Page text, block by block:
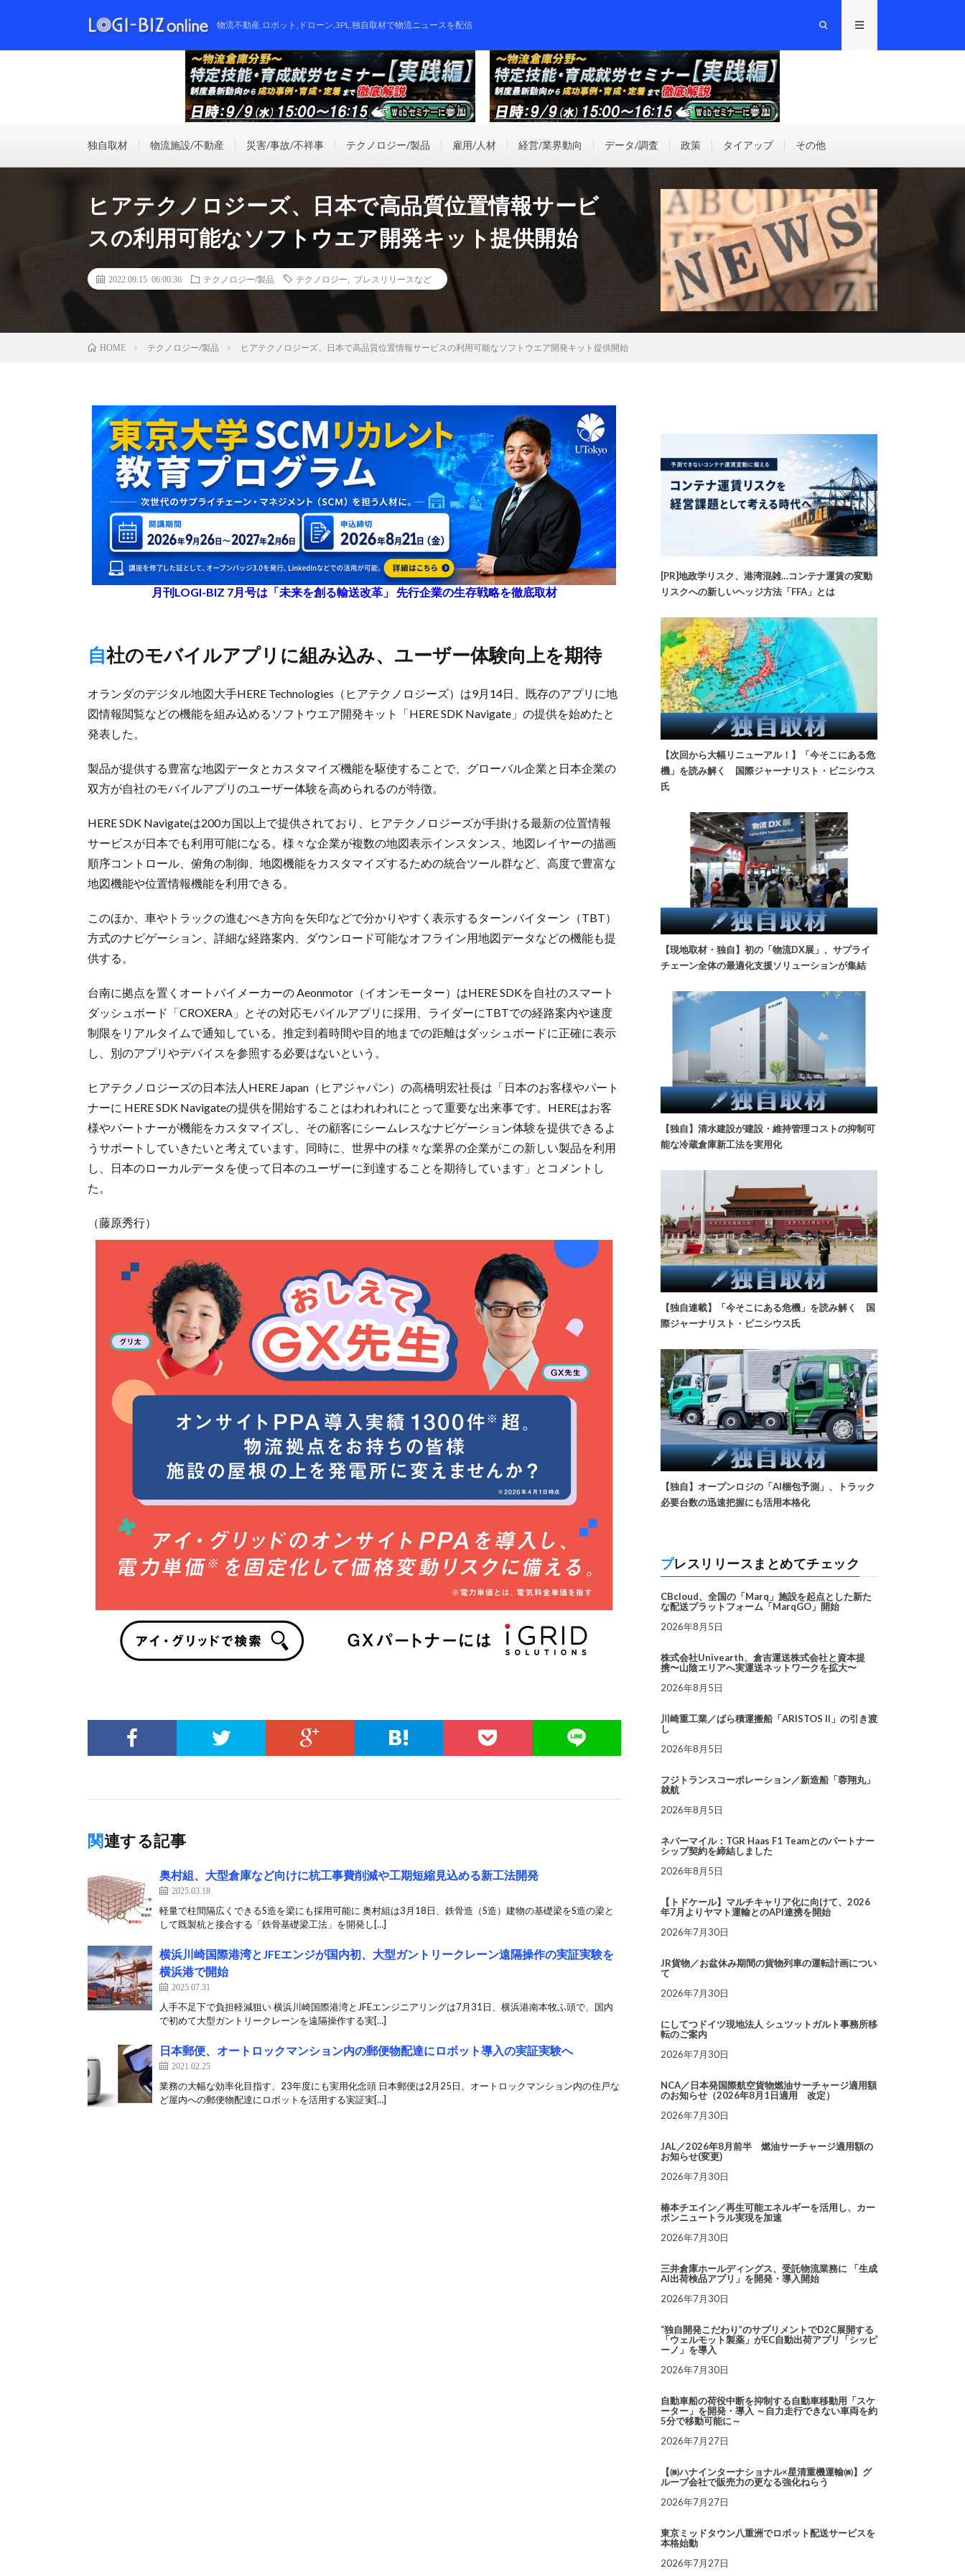
物流不動産,ロボット,ドローン,3PL,独自取材で物流ニュースを配信
独自取材 物流施設/不動産 災害/事故/不祥事 テクノロジー/製品 雇用/人材 経営/業界動向 データ/調査 政策 タイアップ その他
ヒアテクノロジーズ、日本で高品質位置情報サービ
スの利用可能なソフトウエア開発キット提供開始
2022.09.15 06:00:36 テクノロジー/製品 テクノロジー プレスリリースなど
HOME テクノロジー/製品 ヒアテクノロジーズ、日本で高品質位置情報サービスの利用可能なソフトウエア開発キット提供開始
月刊LOGI-BIZ 7月号は「未来を創る輸送改革」 先行企業の生存戦略を徹底取材
自社のモバイルアプリに組み込み、ユーザー体験向上を期待
オランダのデジタル地図大手HERE Technologies（ヒアテクノロジーズ）は9月14日、既存のアプリに地
図情報閲覧などの機能を組み込めるソフトウエア開発キット「HERE SDK Navigate」の提供を始めたと
発表した。
製品が提供する豊富な地図データとカスタマイズ機能を駆使することで、グローバル企業と日本企業の
双方が自社のモバイルアプリのユーザー体験を高められるのが特徴。
HERE SDK Navigateは200カ国以上で提供されており、ヒアテクノロジーズが手掛ける最新の位置情報
サービスが日本でも利用可能になる。様々な企業が複数の地図表示インスタンス、地図レイヤーの描画
順序コントロール、俯角の制御、地図機能をカスタマイズするための統合ツール群など、高度で豊富な
地図機能や位置情報機能を利用できる。
このほか、車やトラックの進むべき方向を矢印などで分かりやすく表示するターンバイターン（TBT）
方式のナビゲーション、詳細な経路案内、ダウンロード可能なオフライン用地図データなどの機能も提
供する。
台南に拠点を置くオートバイメーカーの Aeonmotor（イオンモーター）はHERE SDKを自社のスマート
ダッシュボード「CROXERA」とその対応モバイルアプリに採用、ライダーにTBTでの経路案内や速度
制限をリアルタイムで通知している。推定到着時間や目的地までの距離はダッシュボードに正確に表示
し、別のアプリやデバイスを参照する必要はないという。
ヒアテクノロジーズの日本法人HERE Japan（ヒアジャパン）の高橋明宏社長は「日本のお客様やパート
ナーに HERE SDK Navigateの提供を開始することはわれわれにとって重要な出来事です。HEREはお客
様やパートナーが機能をカスタマイズし、その顧客にシームレスなナビゲーション体験を提供できるよ
うサポートしていきたいと考えています。同時に、世界中の様々な業界の企業がこの新しい製品を利用
し、日本のローカルデータを使って日本のユーザーに到達することを期待しています」とコメントし
た。
（藤原秀行）
関連する記事
奥村組、大型倉庫など向けに杭工事費削減や工期短縮見込める新工法開発
2025.03.18
軽量で柱間隔広くできるS造を梁にも採用可能に 奥村組は3月18日、鉄骨造（S造）建物の基礎梁をS造の梁と
して既製杭と接合する「鉄骨基礎梁工法」を開発し[…]
横浜川崎国際港湾とJFEエンジが国内初、大型ガントリークレーン遠隔操作の実証実験を
横浜港で開始
2025.07.31
人手不足下で負担軽減狙い 横浜川崎国際港湾とJFEエンジニアリングは7月31日、横浜港南本牧ふ頭で、国内
で初めて大型ガントリークレーンを遠隔操作する実[…]
日本郵便、オートロックマンション内の郵便物配達にロボット導入の実証実験へ
2021.02.25
業務の大幅な効率化目指す、23年度にも実用化念頭 日本郵便は2月25日、オートロックマンション内の住戸な
ど屋内への郵便物配達にロボットを活用する実証実[…]
[PR]地政学リスク、港湾混雑…コンテナ運賃の変動
リスクへの新しいヘッジ方法「FFA」とは
【次回から大幅リニューアル！】「今そこにある危
機」を読み解く 国際ジャーナリスト・ビニシウス
氏
【現地取材・独自】初の「物流DX展」、サプライ
チェーン全体の最適化支援ソリューションが集結
【独自】清水建設が建設・維持管理コストの抑制可
能な冷蔵倉庫新工法を実用化
【独自連載】「今そこにある危機」を読み解く 国
際ジャーナリスト・ビニシウス氏
【独自】オープンロジの「AI梱包予測」、トラック
必要台数の迅速把握にも活用本格化
プレスリリースまとめてチェック
CBcloud、全国の「Marq」施設を起点とした新た
な配送プラットフォーム「MarqGO」開始
2026年8月5日
株式会社Univearth、倉吉運送株式会社と資本提
携〜山陰エリアへ実運送ネットワークを拡大〜
2026年8月5日
川崎重工業／ばら積運搬船「ARISTOS II」の引き渡
し
2026年8月5日
フジトランスコーポレーション／新造船「蓉翔丸」
就航
2026年8月5日
ネバーマイル：TGR Haas F1 Teamとのパートナー
シップ契約を締結しました
2026年8月5日
【トドケール】マルチキャリア化に向けて、2026
年7月よりヤマト運輸とのAPI連携を開始
2026年7月30日
JR貨物／お盆休み期間の貨物列車の運転計画につい
て
2026年7月30日
にしてつドイツ現地法人 シュツットガルト事務所移
転のご案内
2026年7月30日
NCA／日本発国際航空貨物燃油サーチャージ適用額
のお知らせ（2026年8月1日適用 改定）
2026年7月30日
JAL／2026年8月前半 燃油サーチャージ適用額の
お知らせ(変更)
2026年7月30日
椿本チエイン／再生可能エネルギーを活用し、カー
ボンニュートラル実現を加速
2026年7月30日
三井倉庫ホールディングス、受託物流業務に 「生成
AI出荷検品アプリ」を開発・導入開始
2026年7月30日
“独自開発こだわり”のサプリメントでD2C展開する
「ウェルモット製薬」がEC自動出荷アプリ「シッピ
ーノ」を導入
2026年7月30日
自動車船の荷役中断を抑制する自動車移動用「スケ
ーター」を開発・導入 ～自力走行できない車両を約
5分で移動可能に～
2026年7月27日
【㈱ハナインターナショナル×星清重機運輸㈱】グ
ループ会社で販売力の更なる強化ねらう
2026年7月27日
東京ミッドタウン八重洲でロボット配送サービスを
本格始動
2026年7月27日